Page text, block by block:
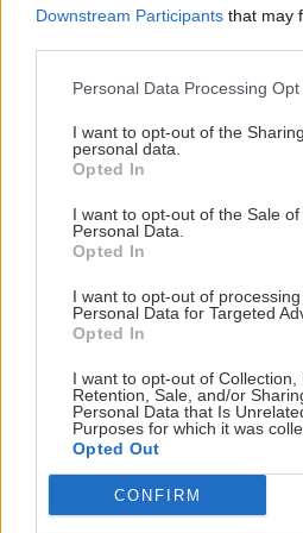
Downstream Participants that may
Personal Data Processing
I want to opt-out of the
personal data.
Opted In
I want to opt-out of the Sale of
Personal Data.
Opted In
I want to opt-out of
Personal Data for Targeted
Opted In
I want to opt-out of Collection,
Retention, Sale, and/or
Personal Data that Is
Purposes for which it was
Opted Out
CONFIRM
ευρώ οι ρυθμισμένες
ΕΠΙΣΤΗΜΗ
Μικροσκοπικές δίνες
πρώτη φορά στην
ΑΠΟΨΕΙΣ
Ο ναός του Σωτήρος
Φουρνοφάραγγο. Της
ΑΘΛΗΤΙΚΑ
Ανατροπή με Γιάννη
Εθνική ομάδα μπάσκετ
GOSSIP - LIFESTYLE
ΣΧΕΣΕΙΣ ΚΑΙ SEX
αξιοπρέπεια
Conference
εμφάνιση και η
ΑΘΛΗΤΙΚΑ